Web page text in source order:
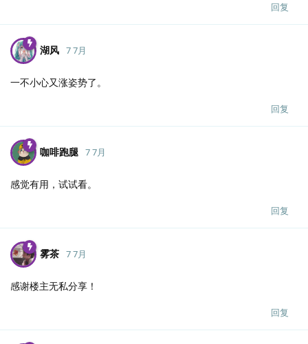
回复
湖风 7 7月
一不小心又涨姿势了。
回复
咖啡跑腿 7 7月
感觉有用，试试看。
回复
雾茶 7 7月
感谢楼主无私分享！
回复